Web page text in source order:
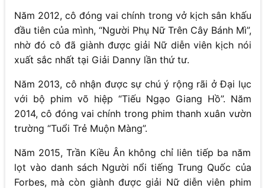
Năm 2012, cô đóng vai chính trong vở kịch sân khấu
đầu tiên của mình, “Người Phụ Nữ Trên Cây Bánh Mì”,
nhờ đó cô đã giành được giải Nữ diễn viên kịch nói
xuất sắc nhất tại Giải Danny lần thứ tư.
Năm 2013, cô nhận được sự chú ý rộng rãi ở Đại lục
với bộ phim võ hiệp “Tiếu Ngạo Giang Hồ”. Năm
2014, cô đóng vai chính trong phim thanh xuân vườn
trường “Tuổi Trẻ Muộn Màng”.
Năm 2015, Trần Kiều Ân không chỉ liên tiếp ba năm
lọt vào danh sách Người nổi tiếng Trung Quốc của
Forbes, mà còn giành được giải Nữ diễn viên phim